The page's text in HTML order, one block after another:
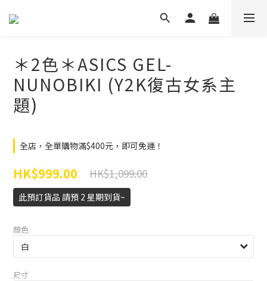
＊2色＊ASICS GEL-
NUNOBIKI (Y2K復古女系主
題)
全店，全單購物滿$400元，即可免運！
HK$999.00 HK$1,099.00
此預訂貨品 請預 2 星期到貨~
顏色
尺寸